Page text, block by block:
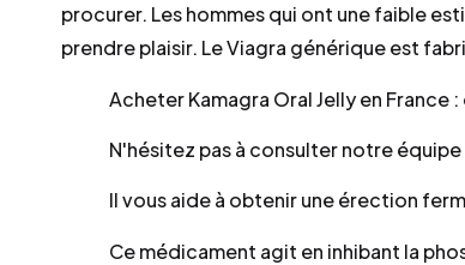
procurer. Les hommes qui ont une faible
prendre plaisir. Le Viagra générique est
Acheter Kamagra Oral Jelly en France
N'hésitez pas à consulter notre
Il vous aide à obtenir une érection
Ce médicament agit en inhibant la